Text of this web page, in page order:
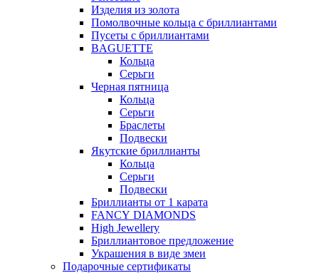
Изделия из золота
Помолвочные кольца с бриллиантами
Пусеты с бриллиантами
BAGUETTE
Кольца
Серьги
Черная пятница
Кольца
Серьги
Браслеты
Подвески
Якутские бриллианты
Кольца
Серьги
Подвески
Бриллианты от 1 карата
FANCY DIAMONDS
High Jewellery
Бриллиантовое предложение
Украшения в виде змеи
Подарочные сертификаты